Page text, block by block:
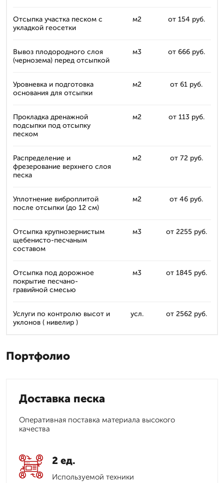
Отсыпка участка песком с
укладкой геосетки
м2 от 154 руб.
Вывоз плодородного слоя
(чернозема) перед отсыпкой
м3 от 666 руб.
Уровневка и подготовка
основания для отсыпки
м2 от 61 руб.
Прокладка дренажной
подсыпки под отсыпку
песком
м2 от 113 руб.
Распределение и
фрезерование верхнего слоя
песка
м2 от 72 руб.
Уплотнение виброплитой
после отсыпки (до 12 см)
м2 от 46 руб.
Отсыпка крупнозернистым
щебенисто-песчаным
составом
м3 от 2255 руб.
Отсыпка под дорожное
покрытие песчано-
гравийной смесью
м3 от 1845 руб.
Услуги по контролю высот и
уклонов ( нивелир )
усл. от 2562 руб.
Портфолио
Доставка песка
Оперативная поставка материала высокого
качества
2 ед.
Используемой техники